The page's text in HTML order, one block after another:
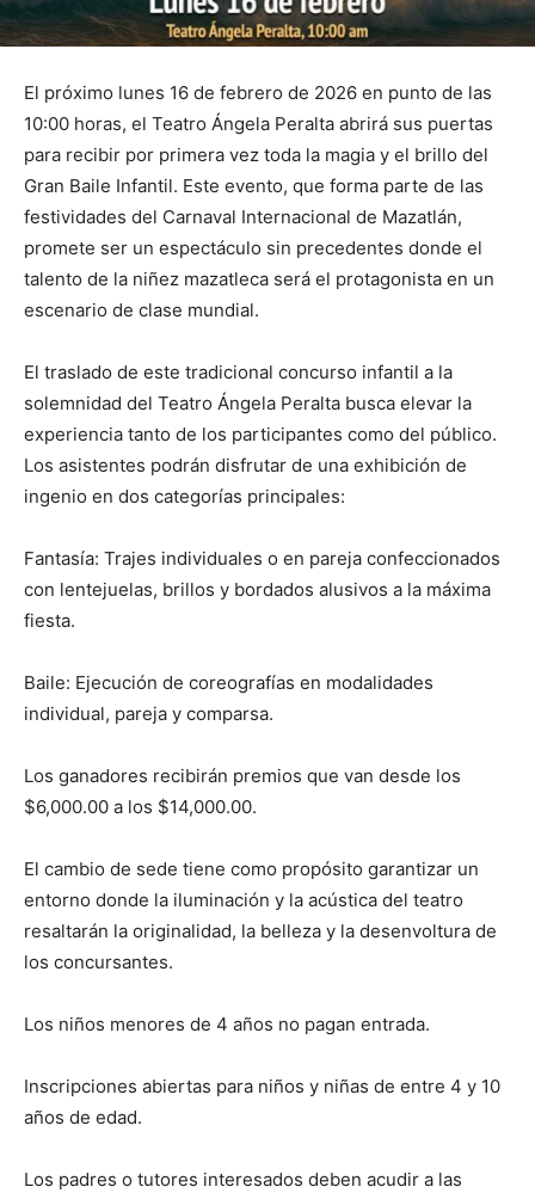
El próximo lunes 16 de febrero de 2026 en punto de las
10:00 horas, el Teatro Ángela Peralta abrirá sus puertas
para recibir por primera vez toda la magia y el brillo del
Gran Baile Infantil. Este evento, que forma parte de las
festividades del Carnaval Internacional de Mazatlán,
promete ser un espectáculo sin precedentes donde el
talento de la niñez mazatleca será el protagonista en un
escenario de clase mundial.
El traslado de este tradicional concurso infantil a la
solemnidad del Teatro Ángela Peralta busca elevar la
experiencia tanto de los participantes como del público.
Los asistentes podrán disfrutar de una exhibición de
ingenio en dos categorías principales:
Fantasía: Trajes individuales o en pareja confeccionados
con lentejuelas, brillos y bordados alusivos a la máxima
fiesta.
Baile: Ejecución de coreografías en modalidades
individual, pareja y comparsa.
Los ganadores recibirán premios que van desde los
$6,000.00 a los $14,000.00.
El cambio de sede tiene como propósito garantizar un
entorno donde la iluminación y la acústica del teatro
resaltarán la originalidad, la belleza y la desenvoltura de
los concursantes.
Los niños menores de 4 años no pagan entrada.
Inscripciones abiertas para niños y niñas de entre 4 y 10
años de edad.
Los padres o tutores interesados deben acudir a las